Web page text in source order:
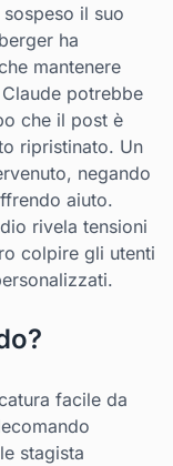
il suo
ha
mantenere
potrebbe
che il post è
ripristinato. Un
negando
aiuto.
rivela tensioni
colpire gli utenti
facile da
stagista